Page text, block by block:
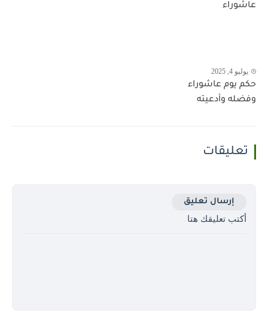
عاشوراء
يوليو 4, 2025
حكم يوم عاشوراء
وفضله وأدعيته
تعليقات
إرسال تعليق
أكتب تعليقك هتا